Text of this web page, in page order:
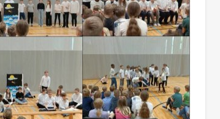
lõpulaulu fono!